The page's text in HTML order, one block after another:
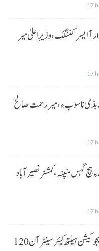
17
آ ایسر کننگک ،وزیرِ اعلیٰ میر
17
بڈی نا سوب ءِ،میر رحمت صالح
17
ہچ گہس منپنہ،کمشنر نصیرآباد
17
ایجوکیشن سپورٹ پروگرام،گوادر، اسکول ایجوکیشن ہیلتھ کیئر سینٹر آن 120